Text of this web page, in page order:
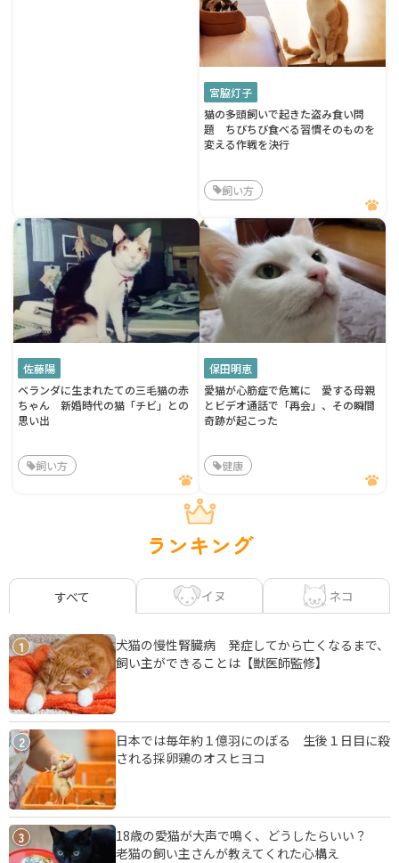
宮脇灯子
猫の多頭飼いで起きた盗み食い問
題 ちびちび食べる習慣そのものを
変える作戦を決行
飼い方
佐藤陽
ベランダに生まれたての三毛猫の赤
ちゃん 新婚時代の猫「チビ」との
思い出
飼い方
保田明恵
愛猫が心筋症で危篤に 愛する母親
とビデオ通話で「再会」、その瞬間
奇跡が起こった
健康
ランキング
すべて イヌ ネコ
1
犬猫の慢性腎臓病 発症してから亡くなるまで、
飼い主ができることは【獣医師監修】
2
日本では毎年約１億羽にのぼる 生後１日目に殺
される採卵鶏のオスヒヨコ
3
18歳の愛猫が大声で鳴く、どうしたらいい？
老猫の飼い主さんが教えてくれた心構え